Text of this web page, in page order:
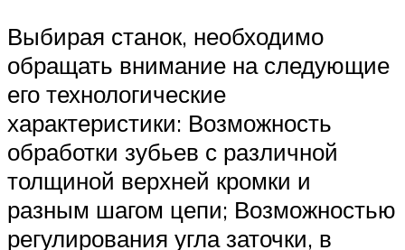
Выбирая станок, необходимо
обращать внимание на следующие
его технологические
характеристики: Возможность
обработки зубьев с различной
толщиной верхней кромки и
разным шагом цепи; Возможностью
регулирования угла заточки, в